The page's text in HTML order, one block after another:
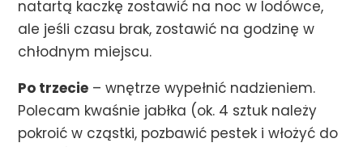
natartą kaczkę zostawić na noc w lodówce,
ale jeśli czasu brak, zostawić na godzinę w
chłodnym miejscu.
Po trzecie – wnętrze wypełnić nadzieniem.
Polecam kwaśnie jabłka (ok. 4 sztuk należy
pokroić w cząstki, pozbawić pestek i włożyć do